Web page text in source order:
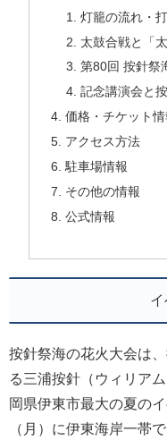
灯籠の流れ・
太鼓合戦と「
第80回 按針祭
記念講演会と
価格・チケット情
アクセス方法
駐車場情報
その他の情報
公式情報
按針祭海の花火大会は
る三浦按針（ウィリア
岡県伊東市最大の夏の
（月）に伊東海岸一帯